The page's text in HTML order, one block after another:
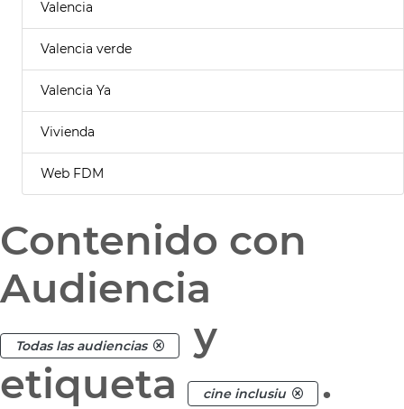
Valencia
Valencia verde
Valencia Ya
Vivienda
Web FDM
Contenido con
Audiencia
Todas las audiencias
y
etiqueta
cine inclusiu .